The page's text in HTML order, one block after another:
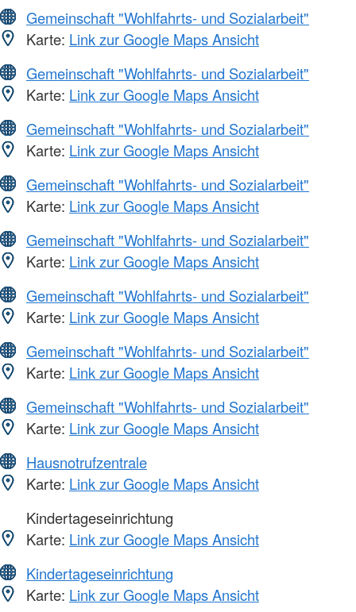
Gemeinschaft "Wohlfahrts- und Sozialarbeit"
Karte: Link zur Google Maps Ansicht
Gemeinschaft "Wohlfahrts- und Sozialarbeit"
Karte: Link zur Google Maps Ansicht
Gemeinschaft "Wohlfahrts- und Sozialarbeit"
Karte: Link zur Google Maps Ansicht
Gemeinschaft "Wohlfahrts- und Sozialarbeit"
Karte: Link zur Google Maps Ansicht
Gemeinschaft "Wohlfahrts- und Sozialarbeit"
Karte: Link zur Google Maps Ansicht
Gemeinschaft "Wohlfahrts- und Sozialarbeit"
Karte: Link zur Google Maps Ansicht
Gemeinschaft "Wohlfahrts- und Sozialarbeit"
Karte: Link zur Google Maps Ansicht
Gemeinschaft "Wohlfahrts- und Sozialarbeit"
Karte: Link zur Google Maps Ansicht
Hausnotrufzentrale
Karte: Link zur Google Maps Ansicht
Kindertageseinrichtung
Karte: Link zur Google Maps Ansicht
Kindertageseinrichtung
Karte: Link zur Google Maps Ansicht